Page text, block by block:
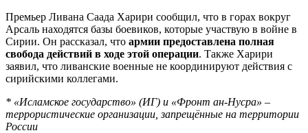
Премьер Ливана Саада Харири сообщил, что в горах вокруг
Арсаль находятся базы боевиков, которые участвую в войне в
Сирии. Он рассказал, что армии предоставлена полная
свобода действий в ходе этой операции. Также Харири
заявил, что ливанские военные не координируют действия с
сирийскими коллегами.
* «Исламское государство» (ИГ) и «Фронт ан-Нусра» –
террористические организации, запрещённые на территории
России